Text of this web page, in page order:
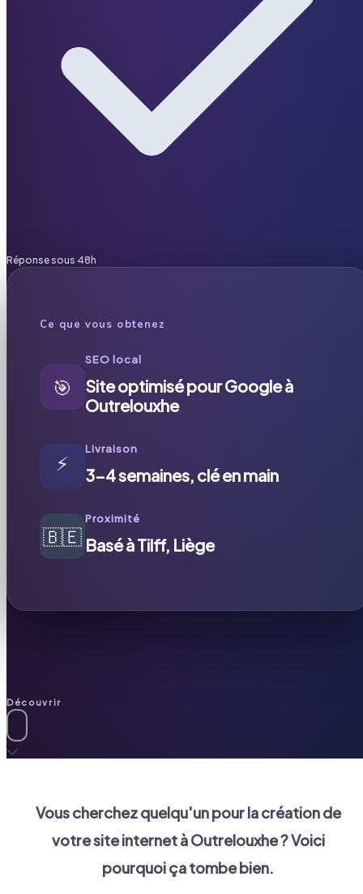
Réponse sous 48h
Ce que vous obtenez
🎯
SEO local
Site optimisé pour Google à
Outrelouxhe
⚡
Livraison
3-4 semaines, clé en main
🇧🇪
Proximité
Basé à Tilff, Liège
Découvrir
Vous cherchez quelqu'un pour la création de
votre site internet àOutrelouxhe? Voici
pourquoi ça tombe bien.